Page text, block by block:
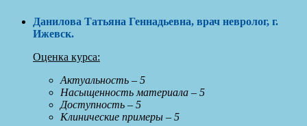
Данилова Татьяна Геннадьевна, врач невролог, г.
Ижевск.
Оценка курса:
Актуальность – 5
Насыщенность материала – 5
Доступность – 5
Клинические примеры – 5